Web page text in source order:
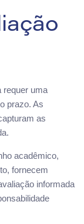
requer uma
prazo. As
as
acadêmico,
fornecem
informada